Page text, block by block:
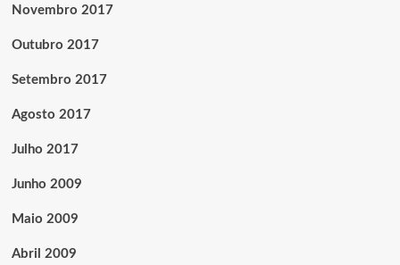
Novembro 2017
Outubro 2017
Setembro 2017
Agosto 2017
Julho 2017
Junho 2009
Maio 2009
Abril 2009